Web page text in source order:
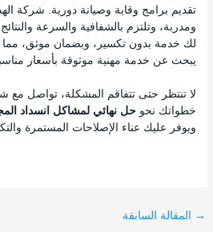
تقديم برامج وقاية وصيانة دورية. شركة
ومدربة، وتلتزم بالشفافية والسرعة
لك خدمة بدون تكسير، وبضمان موثق، مما
يبحث عن خدمة مهنية موثوقة بأسعار
لا تنتظر حتى تتفاقم المشكلة، تواصل مع
خطواتك نحوحل نهائي لمشاكل انسداد
ويوفر عليك عناء الإصلاحات المستمرة
→ المقالة السابقة